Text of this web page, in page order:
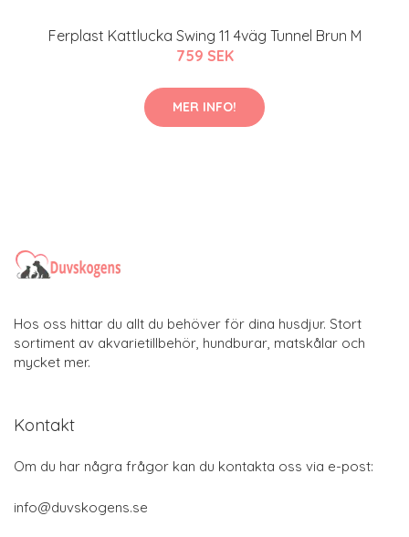
Ferplast Kattlucka Swing 11 4väg Tunnel Brun M
759 SEK
MER INFO!
Hos oss hittar du allt du behöver för dina husdjur. Stort
sortiment av akvarietillbehör, hundburar, matskålar och
mycket mer.
Kontakt
Om du har några frågor kan du kontakta oss via e-post:
info@duvskogens.se